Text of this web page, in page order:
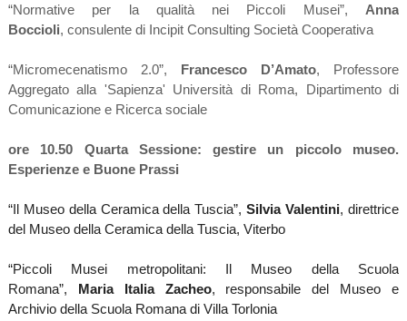
“Normative per la qualità nei Piccoli Musei”, Anna
Boccioli, consulente di Incipit Consulting Società Cooperativa
“Micromecenatismo 2.0”, Francesco D’Amato, Professore
Aggregato alla 'Sapienza' Università di Roma, Dipartimento di
Comunicazione e Ricerca sociale
ore 10.50 Quarta Sessione: gestire un piccolo museo.
Esperienze e Buone Prassi
“Il Museo della Ceramica della Tuscia”,Silvia Valentini, direttrice
del Museo della Ceramica della Tuscia, Viterbo
“Piccoli Musei metropolitani: Il Museo della Scuola
Romana”, Maria Italia Zacheo, responsabile del Museo e
Archivio della Scuola Romana di Villa Torlonia